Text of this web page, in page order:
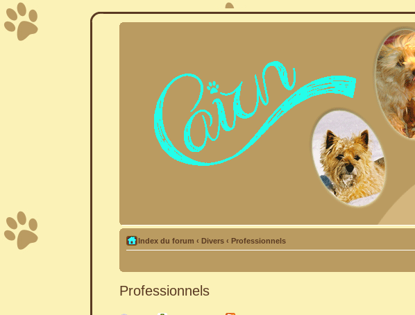
Index du forum ‹ Divers ‹ Professionnels
Professionnels